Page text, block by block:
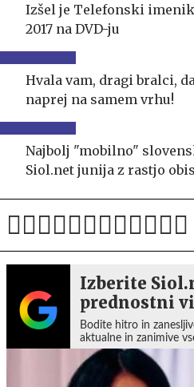
Izšel je Telefonski
2017 na DVD-ju
Hvala vam, dragi bralci,
naprej na samem vrhu!
Najbolj "mobilno"
Siol.net junija z rastjo
Izberite
prednostni
Bodite hitro in
aktualne in zanimive